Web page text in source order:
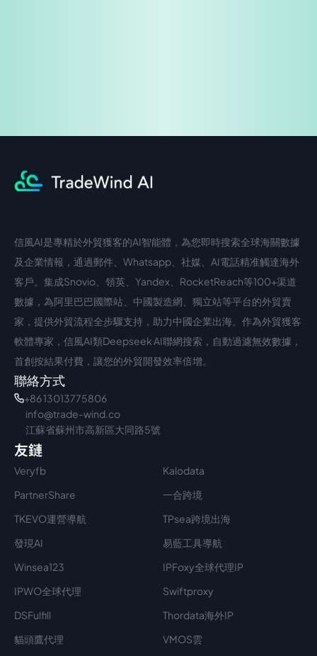
中文入口
信風AI是專精於外貿獲客的AI智能體，為您即時搜索全球海關數據
及企業情報，通過郵件、Whatsapp、社媒、AI電話精准觸達海外
客戶。集成Snovio、領英、Yandex、RocketReach等100+渠道
數據，為阿里巴巴國際站、中國製造網、獨立站等平台的外貿賣
家，提供外貿流程全步驟支持，助力中國企業出海。作為外貿獲客
軟體專家，信風AI類Deepseek AI聯網搜索，自動過濾無效數據，
首創按結果付費，讓您的外貿開發效率倍增。
聯絡方式
+86 13013775806
info@trade-wind.co
江蘇省蘇州市高新區大同路5號
友鏈
Veryfb
Kalodata
PartnerShare
一合跨境
TKEVO運營導航
TPsea跨境出海
發現AI
易藍工具導航
Winsea123
IPFoxy全球代理IP
IPWO全球代理
Swiftproxy
DSFulfill
Thordata海外IP
貓頭鷹代理
VMOS雲